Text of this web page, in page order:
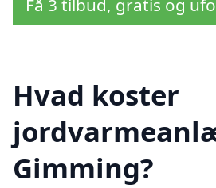
Få 3 tilbud, gratis og
Hvad koster
Gimming?